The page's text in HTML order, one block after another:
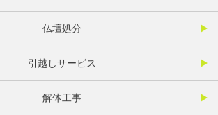
仏壇処分
引越しサービス
解体工事